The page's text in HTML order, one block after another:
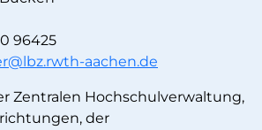
96425
aachen.de
Zentralen Hochschulverwaltung,
der